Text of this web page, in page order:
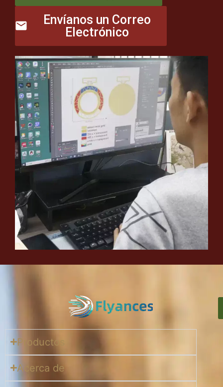
Envíanos un Correo
Electrónico
Productos
Acerca de